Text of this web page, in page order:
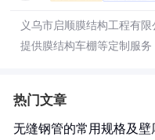
义乌市启顺膜结构工程有
提供膜结构车棚等定制服务
热门文章
无缝钢管的常用规格及壁